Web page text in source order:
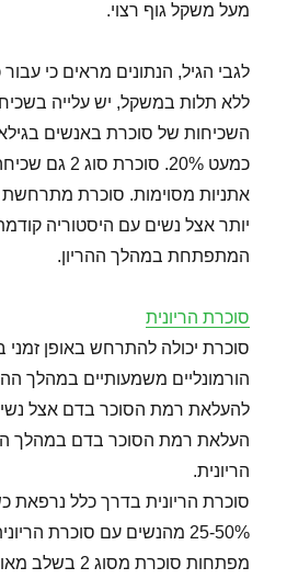
מעל משקל גוף רצוי.
ללא תלות במשקל, יש עלייה
כמעט 20%.
אתניות מסוימות. סוכרת
יותר אצל נשים עם היסטוריה
המתפתחת במהלך ההריון.
סוכרת הריונית
סוכרת יכולה להתרחש באופן זמני
הורמונליים משמעותיים במהלך
להעלאת רמת הסוכר בדם אצל
העלאת רמת הסוכר בדם במהלך
הריונית.
סוכרת הריונית בדרך כלל נרפאת
25-50% מהנשים עם סוכרת
מפתחות סוכרת